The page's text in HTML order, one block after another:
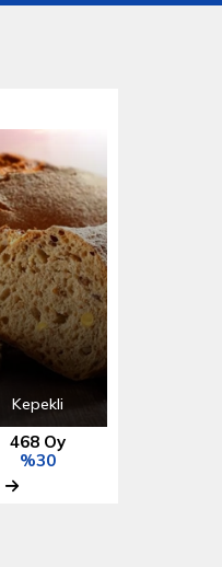
Kepekli
468 Oy
%30